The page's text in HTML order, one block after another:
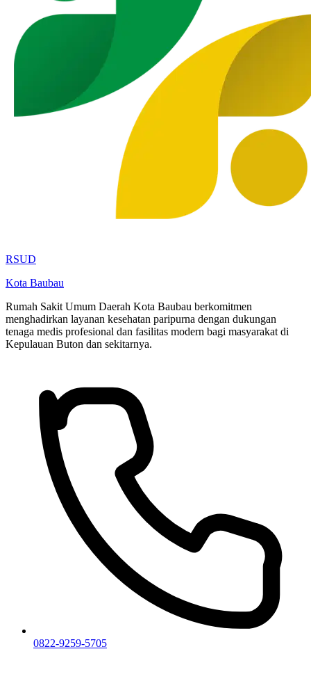
RSUD
Kota Baubau
Rumah Sakit Umum Daerah Kota Baubau berkomitmen
menghadirkan layanan kesehatan paripurna dengan dukungan
tenaga medis profesional dan fasilitas modern bagi masyarakat di
Kepulauan Buton dan sekitarnya.
0822-9259-5705